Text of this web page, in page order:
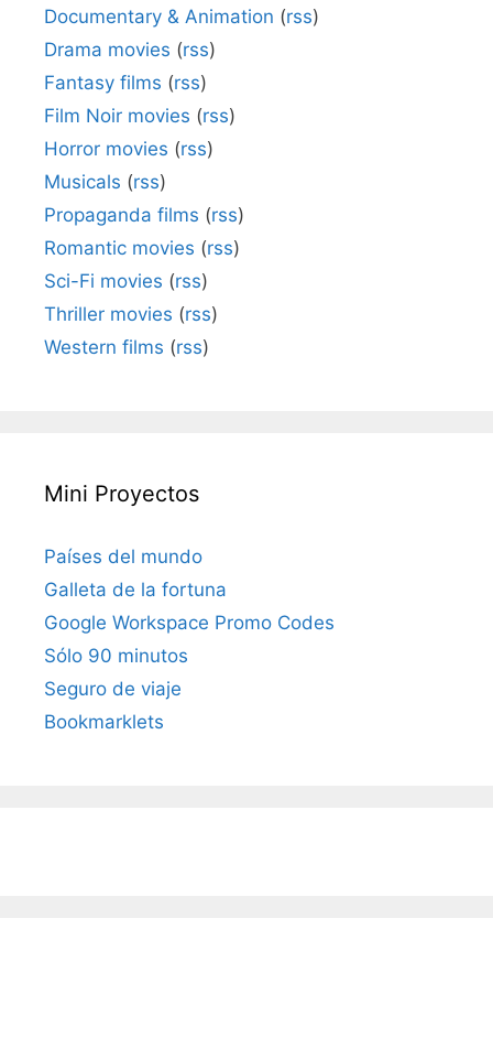
Documentary & Animation (rss)
Drama movies (rss)
Fantasy films (rss)
Film Noir movies (rss)
Horror movies (rss)
Musicals (rss)
Propaganda films (rss)
Romantic movies (rss)
Sci-Fi movies (rss)
Thriller movies (rss)
Western films (rss)
Mini Proyectos
Países del mundo
Galleta de la fortuna
Google Workspace Promo Codes
Sólo 90 minutos
Seguro de viaje
Bookmarklets